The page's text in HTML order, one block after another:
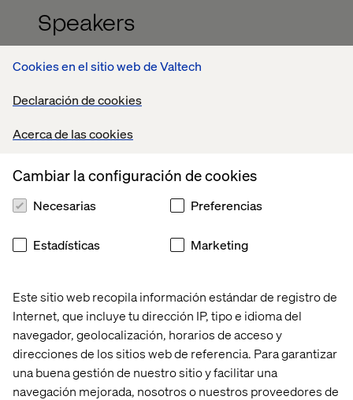
Cookies en el sitio web de Valtech
Declaración de cookies
Acerca de las cookies
Este sitio web recopila información estándar de registro de
Internet, que incluye tu dirección IP, tipo e idioma del
navegador, geolocalización, horarios de acceso y
direcciones de los sitios web de referencia. Para garantizar
una buena gestión de nuestro sitio y facilitar una
navegación mejorada, nosotros o nuestros proveedores de
Cambiar la configuración de cookies
Necesarias Preferencias
Estadísticas Marketing
Speakers
Tirdad Zadeh
Blomsterlandet
Recent Cases & Insights
Perspectiva Perspectiva Case Case